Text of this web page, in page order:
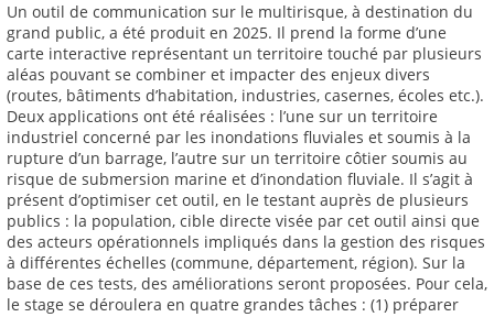
Un outil de communication sur le multirisque, à destination du
grand public, a été produit en 2025. Il prend la forme d’une
carte interactive représentant un territoire touché par plusieurs
aléas pouvant se combiner et impacter des enjeux divers
(routes, bâtiments d’habitation, industries, casernes, écoles etc.).
Deux applications ont été réalisées : l’une sur un territoire
industriel concerné par les inondations fluviales et soumis à la
rupture d’un barrage, l’autre sur un territoire côtier soumis au
risque de submersion marine et d’inondation fluviale. Il s’agit à
présent d’optimiser cet outil, en le testant auprès de plusieurs
publics : la population, cible directe visée par cet outil ainsi que
des acteurs opérationnels impliqués dans la gestion des risques
à différentes échelles (commune, département, région). Sur la
base de ces tests, des améliorations seront proposées. Pour cela,
le stage se déroulera en quatre grandes tâches : (1) préparer